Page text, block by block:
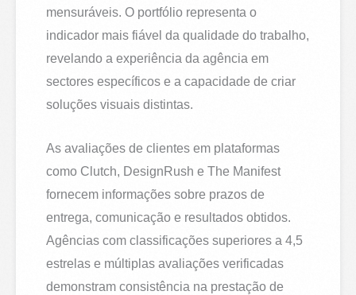
mensuráveis. O portfólio representa o
indicador mais fiável da qualidade do trabalho,
revelando a experiência da agência em
sectores específicos e a capacidade de criar
soluções visuais distintas.
As avaliações de clientes em plataformas
como Clutch, DesignRush e The Manifest
fornecem informações sobre prazos de
entrega, comunicação e resultados obtidos.
Agências com classificações superiores a 4,5
estrelas e múltiplas avaliações verificadas
demonstram consistência na prestação de